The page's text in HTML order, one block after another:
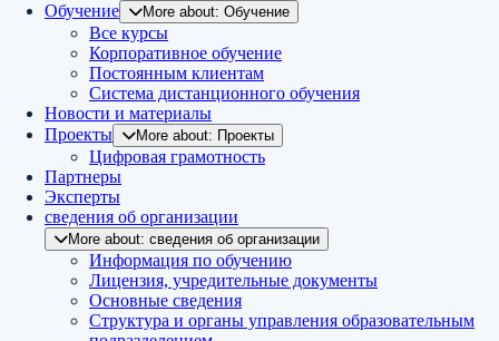
Обучение
More about: Обучение
Все курсы
Корпоративное обучение
Постоянным клиентам
Система дистанционного обучения
Новости и материалы
Проекты
More about: Проекты
Цифровая грамотность
Партнеры
Эксперты
сведения об организации
More about: сведения об организации
Информация по обучению
Лицензия, учредительные документы
Основные сведения
Структура и органы управления образовательным